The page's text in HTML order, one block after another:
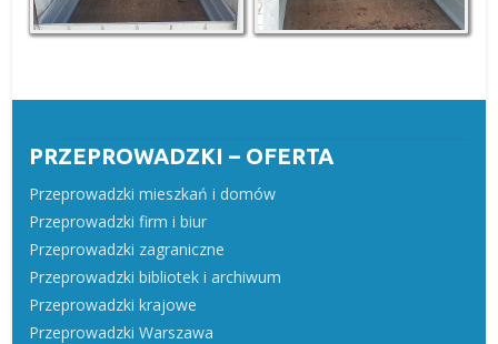
PRZEPROWADZKI – OFERTA
Przeprowadzki mieszkań i domów
Przeprowadzki firm i biur
Przeprowadzki zagraniczne
Przeprowadzki bibliotek i archiwum
Przeprowadzki krajowe
Przeprowadzki Warszawa